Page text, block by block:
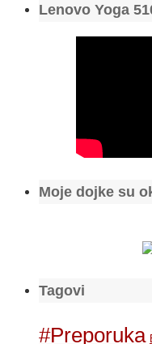
Lenovo Yoga
Moje dojke su
Tagovi
#Preporuka